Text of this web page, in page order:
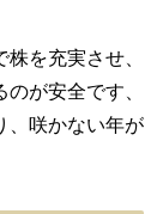
を充実させ、
が安全です、
、咲かない年が